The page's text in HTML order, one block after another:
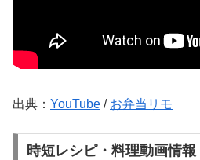
出典： YouTube / お弁当リモ
時短レシピ・料理動画情報